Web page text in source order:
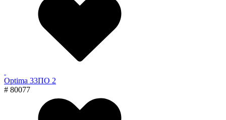
Optima 33ПО 2
# 80077